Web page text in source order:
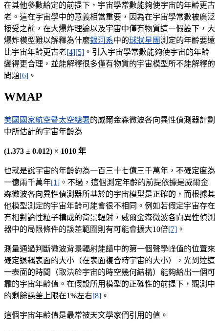
在其他參數給定的前提下，宇宙學常數能夠使宇宙的年齡更古
老。這在宇宙學中的意義相當重要，因為在宇宙學常數被廣泛
接受之前，在大爆炸理論以及宇宙中僅有物質這一假設下，大
爆炸模型難以解釋為什麼銀河系中的球狀星團測定的年齡要遠
比宇宙年齡更古老[4][5] 。引入宇宙學常數能夠使宇宙的年齡
變得更合理，並能解釋很多僅有物質的宇宙模型所不能解釋的
問題[6] 。
WMAP
美國國家航空暨太空總署的威爾金森微波各向異性偵測器計劃
中所估計的宇宙年齡為
(1.373 ± 0.012) × 1010 年
也就是說宇宙的年齡約為一百三十七億三千萬年，不確定度為
一億兩千萬年[1] 。不過，這個測定年齡的前提依據是威爾金
森微波各向異性偵測器所基於的宇宙模型是正確的，而根據其
他模型測定的宇宙年齡可能會很不相同。例如若假定宇宙存在
有相對論性粒子構成的背景輻射，威爾金森微波各向異性偵測
器中的局限條件的誤差範圍則有可能會擴大10倍[7] 。
測量通過判斷微波背景輻射能譜中的第一個聲學峰值的位置來
確定退耦表面的大小（在表面複合時宇宙的大小），光到達這
一表面的時間（取決於宇宙的時空幾何結構）能夠給出一個可
靠的宇宙年齡值。在假設所用模型的正確性的前提下，觀測中
的剩餘誤差上限在1%左右[8] 。
這個宇宙年齡值是最常被天文學家們引用的值。